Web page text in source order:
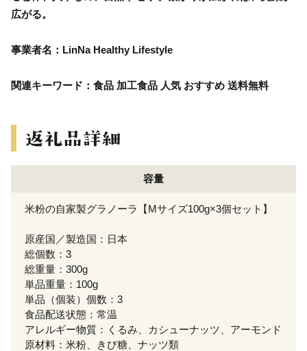
広がる。
事業者名：LinNa Healthy Lifestyle
関連キーワード：食品 加工食品 人気 おすすめ 送料無料
容量
米粉の自家製グラノーラ【Mサイズ100g×3個セット】
原産国／製造国：日本
総個数：3
総重量：300g
単品重量：100g
単品（個装）個数：3
食品配送状態：常温
アレルギー物質：くるみ、カシューナッツ、アーモンド
原材料：米粉、きび糖、ナッツ類